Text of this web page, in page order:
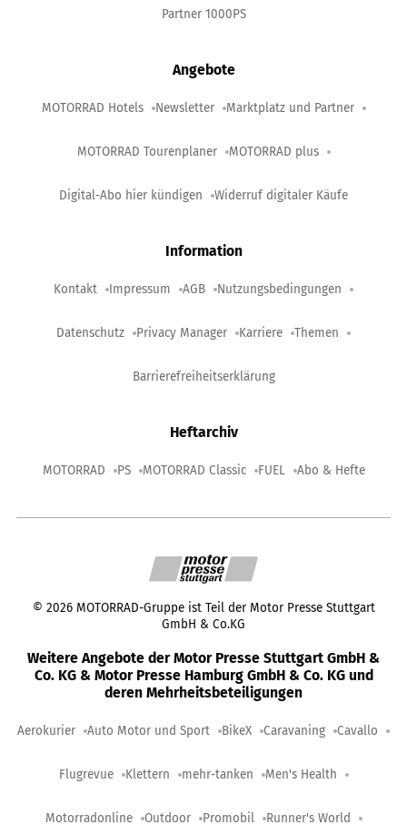
Partner 1000PS
Angebote
MOTORRAD Hotels Newsletter Marktplatz und Partner
MOTORRAD Tourenplaner MOTORRAD plus
Digital-Abo hier kündigen Widerruf digitaler Käufe
Information
Kontakt Impressum AGB Nutzungsbedingungen
Datenschutz Privacy Manager Karriere Themen
Barrierefreiheitserklärung
Heftarchiv
MOTORRAD PS MOTORRAD Classic FUEL Abo & Hefte
© 2026 MOTORRAD-Gruppe ist Teil der Motor Presse Stuttgart
GmbH & Co.KG
Weitere Angebote der Motor Presse Stuttgart GmbH &
Co. KG & Motor Presse Hamburg GmbH & Co. KG und
deren Mehrheitsbeteiligungen
Aerokurier Auto Motor und Sport BikeX Caravaning Cavallo
Flugrevue Klettern mehr-tanken Men's Health
Motorradonline Outdoor Promobil Runner's World